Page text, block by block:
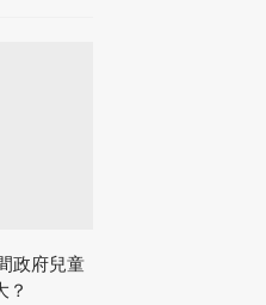
政府兒童
？